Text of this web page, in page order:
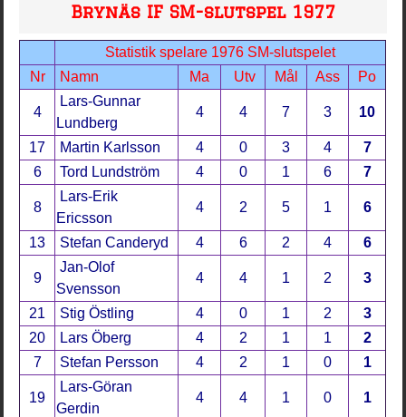
Brynäs IF SM-slutspel 1977
Statistik spelare 1976 SM-slutspelet
Nr
Namn Ma Utv Mål Ass Po
4
Lars-Gunnar
Lundberg
4 4 7 3 10
17 Martin Karlsson 4 0 3 4
7
6
Tord Lundström 4 0 1 6 7
8
Lars-Erik
Ericsson
4 2 5 1 6
13 Stefan Canderyd 4 6 2 4 6
9
Jan-Olof
Svensson
4 4 1 2 3
21 Stig Östling 4 0 1 2
3
20
Lars Öberg 4 2 1 1
2
7
Stefan Persson 4 2 1 0 1
19
Lars-Göran
Gerdin
4 4 1 0 1